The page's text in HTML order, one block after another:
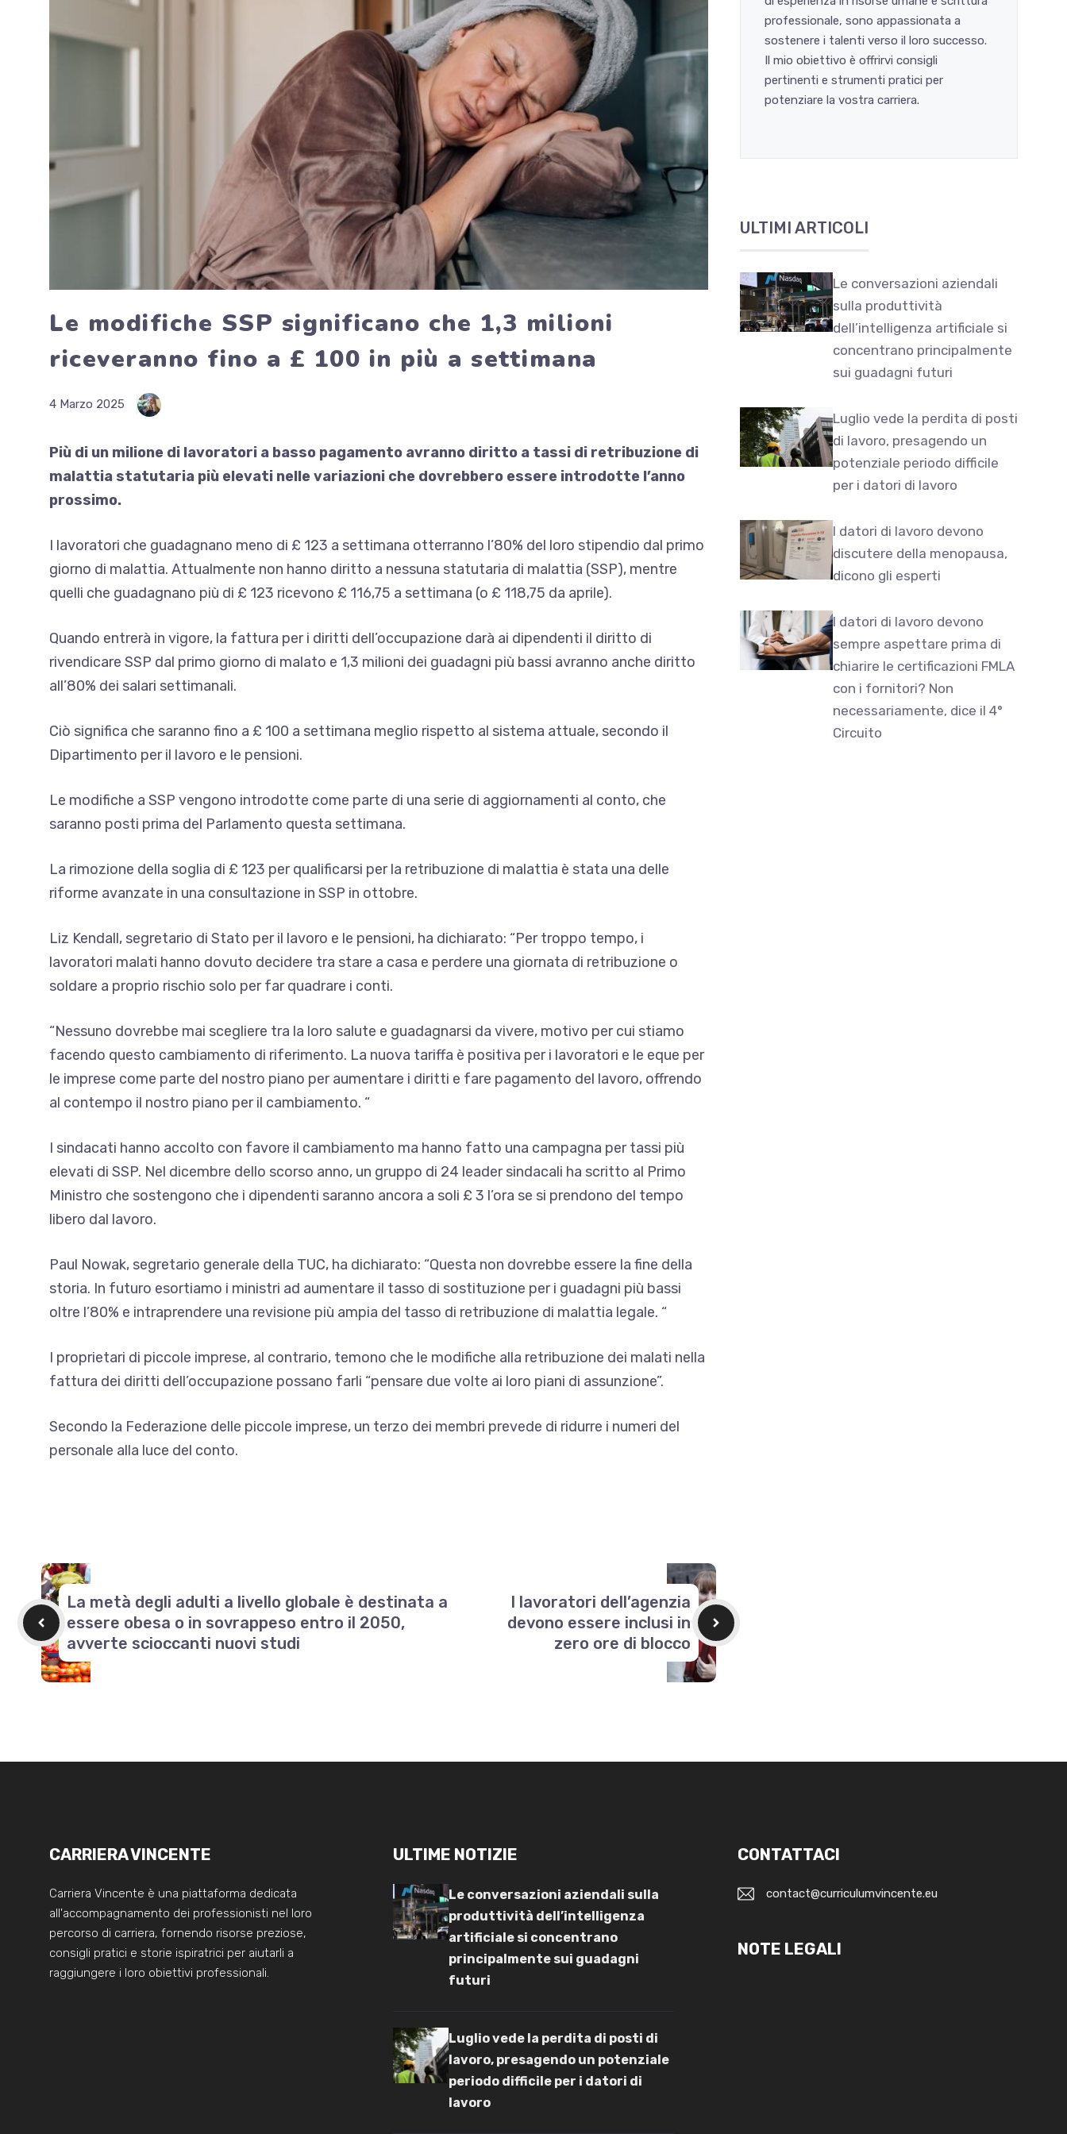
Le modifiche SSP significano che 1,3 milioni
riceveranno fino a £ 100 in più a settimana
4 Marzo 2025
Più di un milione di lavoratori a basso pagamento avranno diritto a tassi di retribuzione di
malattia statutaria più elevati nelle variazioni che dovrebbero essere introdotte l’anno
prossimo.
I lavoratori che guadagnano meno di £ 123 a settimana otterranno l’80% del loro stipendio dal primo
giorno di malattia. Attualmente non hanno diritto a nessuna statutaria di malattia (SSP), mentre
quelli che guadagnano più di £ 123 ricevono £ 116,75 a settimana (o £ 118,75 da aprile).
Quando entrerà in vigore, la fattura per i diritti dell’occupazione darà ai dipendenti il ​​diritto di
rivendicare SSP dal primo giorno di malato e 1,3 milioni dei guadagni più bassi avranno anche diritto
all’80% dei salari settimanali.
Ciò significa che saranno fino a £ 100 a settimana meglio rispetto al sistema attuale, secondo il
Dipartimento per il lavoro e le pensioni.
Le modifiche a SSP vengono introdotte come parte di una serie di aggiornamenti al conto, che
saranno posti prima del Parlamento questa settimana.
La rimozione della soglia di £ 123 per qualificarsi per la retribuzione di malattia è stata una delle
riforme avanzate in una consultazione in SSP in ottobre.
Liz Kendall, segretario di Stato per il lavoro e le pensioni, ha dichiarato: “Per troppo tempo, i
lavoratori malati hanno dovuto decidere tra stare a casa e perdere una giornata di retribuzione o
soldare a proprio rischio solo per far quadrare i conti.
“Nessuno dovrebbe mai scegliere tra la loro salute e guadagnarsi da vivere, motivo per cui stiamo
facendo questo cambiamento di riferimento. La nuova tariffa è positiva per i lavoratori e le eque per
le imprese come parte del nostro piano per aumentare i diritti e fare pagamento del lavoro, offrendo
al contempo il nostro piano per il cambiamento. “
I sindacati hanno accolto con favore il cambiamento ma hanno fatto una campagna per tassi più
elevati di SSP. Nel dicembre dello scorso anno, un gruppo di 24 leader sindacali ha scritto al Primo
Ministro che sostengono che i dipendenti saranno ancora a soli £ 3 l’ora se si prendono del tempo
libero dal lavoro.
Paul Nowak, segretario generale della TUC, ha dichiarato: “Questa non dovrebbe essere la fine della
storia. In futuro esortiamo i ministri ad aumentare il tasso di sostituzione per i guadagni più bassi
oltre l’80% e intraprendere una revisione più ampia del tasso di retribuzione di malattia legale. “
I proprietari di piccole imprese, al contrario, temono che le modifiche alla retribuzione dei malati nella
fattura dei diritti dell’occupazione possano farli “pensare due volte ai loro piani di assunzione”.
Secondo la Federazione delle piccole imprese, un terzo dei membri prevede di ridurre i numeri del
personale alla luce del conto.
La metà degli adulti a livello globale è destinata a
essere obesa o in sovrappeso entro il 2050,
avverte scioccanti nuovi studi
I lavoratori dell’agenzia
devono essere inclusi in
zero ore di blocco
professionale, sono appassionata a
sostenere i talenti verso il loro successo.
Il mio obiettivo è offrirvi consigli
pertinenti e strumenti pratici per
potenziare la vostra carriera.
ULTIMI ARTICOLI
Le conversazioni aziendali
sulla produttività
dell’intelligenza artificiale si
concentrano principalmente
sui guadagni futuri
Luglio vede la perdita di posti
di lavoro, presagendo un
potenziale periodo difficile
per i datori di lavoro
I datori di lavoro devono
discutere della menopausa,
dicono gli esperti
I datori di lavoro devono
sempre aspettare prima di
chiarire le certificazioni FMLA
con i fornitori? Non
necessariamente, dice il 4°
Circuito
CARRIERA VINCENTE
Carriera Vincente è una piattaforma dedicata
all'accompagnamento dei professionisti nel loro
percorso di carriera, fornendo risorse preziose,
consigli pratici e storie ispiratrici per aiutarli a
raggiungere i loro obiettivi professionali.
ULTIME NOTIZIE
Le conversazioni aziendali sulla
produttività dell’intelligenza
artificiale si concentrano
principalmente sui guadagni
futuri
Luglio vede la perdita di posti di
lavoro, presagendo un potenziale
periodo difficile per i datori di
lavoro
CONTATTACI
contact@curriculumvincente.eu
NOTE LEGALI